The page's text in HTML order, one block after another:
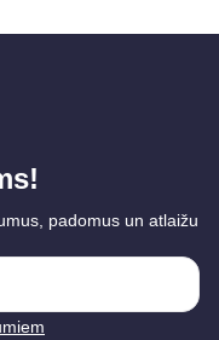
padomus un atlaižu